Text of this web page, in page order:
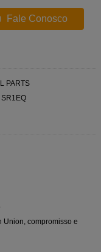
Fale Conosco
PARTS
Union, compromisso e